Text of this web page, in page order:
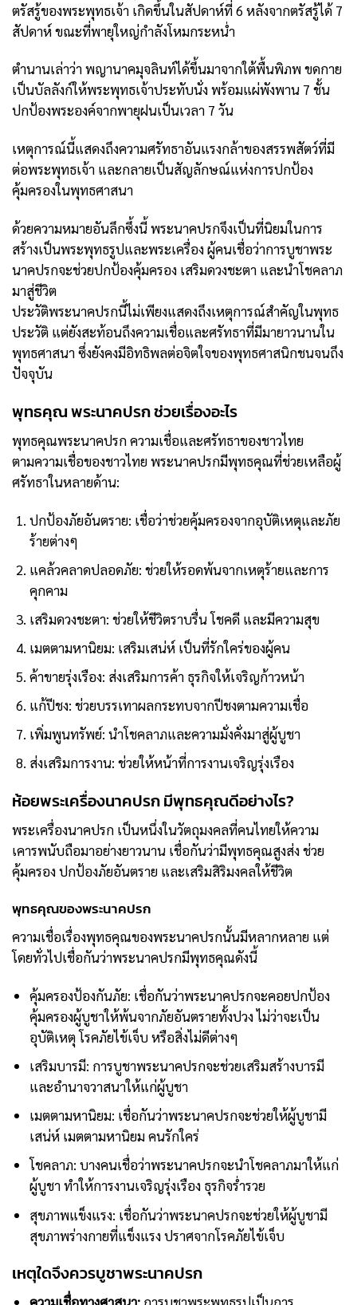
ตรัสรู้ของพระพุทธเจ้า เกิดขึ้นในสัปดาห์ที่ 6 หลังจากตรัสรู้ได้ 7
สัปดาห์ ขณะที่พายุใหญ่กำลังโหมกระหน่ำ
ตำนานเล่าว่า พญานาคมุจลินท์ได้ขึ้นมาจากใต้พื้นพิภพ ขดกาย
เป็นบัลลังก์ให้พระพุทธเจ้าประทับนั่ง พร้อมแผ่พังพาน 7 ชั้น
ปกป้องพระองค์จากพายุฝนเป็นเวลา 7 วัน
เหตุการณ์นี้แสดงถึงความศรัทธาอันแรงกล้าของสรรพสัตว์ที่มี
ต่อพระพุทธเจ้า และกลายเป็นสัญลักษณ์แห่งการปกป้อง
คุ้มครองในพุทธศาสนา
ด้วยความหมายอันลึกซึ้งนี้ พระนาคปรกจึงเป็นที่นิยมในการ
สร้างเป็นพระพุทธรูปและพระเครื่อง ผู้คนเชื่อว่าการบูชาพระ
นาคปรกจะช่วยปกป้องคุ้มครอง เสริมดวงชะตา และนำโชคลาภ
มาสู่ชีวิต
ประวัติพระนาคปรกนี้ไม่เพียงแสดงถึงเหตุการณ์สำคัญในพุทธ
ประวัติ แต่ยังสะท้อนถึงความเชื่อและศรัทธาที่มีมายาวนานใน
พุทธศาสนา ซึ่งยังคงมีอิทธิพลต่อจิตใจของพุทธศาสนิกชนจนถึง
ปัจจุบัน
พุทธคุณ พระนาคปรก ช่วยเรื่องอะไร
พุทธคุณพระนาคปรก ความเชื่อและศรัทธาของชาวไทย
ตามความเชื่อของชาวไทย พระนาคปรกมีพุทธคุณที่ช่วยเหลือผู้
ศรัทธาในหลายด้าน:
ปกป้องภัยอันตราย: เชื่อว่าช่วยคุ้มครองจากอุบัติเหตุและภัย
ร้ายต่างๆ
แคล้วคลาดปลอดภัย: ช่วยให้รอดพ้นจากเหตุร้ายและการ
คุกคาม
เสริมดวงชะตา: ช่วยให้ชีวิตราบรื่น โชคดี และมีความสุข
เมตตามหานิยม: เสริมเสน่ห์ เป็นที่รักใคร่ของผู้คน
ค้าขายรุ่งเรือง: ส่งเสริมการค้า ธุรกิจให้เจริญก้าวหน้า
แก้ปีชง: ช่วยบรรเทาผลกระทบจากปีชงตามความเชื่อ
เพิ่มพูนทรัพย์: นำโชคลาภและความมั่งคั่งมาสู่ผู้บูชา
ส่งเสริมการงาน: ช่วยให้หน้าที่การงานเจริญรุ่งเรือง
ห้อยพระเครื่องนาคปรก มีพุทธคุณดีอย่างไร?
พระเครื่องนาคปรก เป็นหนึ่งในวัตถุมงคลที่คนไทยให้ความ
เคารพนับถือมาอย่างยาวนาน เชื่อกันว่ามีพุทธคุณสูงส่ง ช่วย
คุ้มครอง ปกป้องภัยอันตราย และเสริมสิริมงคลให้ชีวิต
พุทธคุณของพระนาคปรก
ความเชื่อเรื่องพุทธคุณของพระนาคปรกนั้นมีหลากหลาย แต่
โดยทั่วไปเชื่อกันว่าพระนาคปรกมีพุทธคุณดังนี้
คุ้มครองป้องกันภัย: เชื่อกันว่าพระนาคปรกจะคอยปกป้อง
คุ้มครองผู้บูชาให้พ้นจากภัยอันตรายทั้งปวง ไม่ว่าจะเป็น
อุบัติเหตุ โรคภัยไข้เจ็บ หรือสิ่งไม่ดีต่างๆ
เสริมบารมี: การบูชาพระนาคปรกจะช่วยเสริมสร้างบารมี
และอำนาจวาสนาให้แก่ผู้บูชา
เมตตามหานิยม: เชื่อกันว่าพระนาคปรกจะช่วยให้ผู้บูชามี
เสน่ห์ เมตตามหานิยม คนรักใคร่
โชคลาภ: บางคนเชื่อว่าพระนาคปรกจะนำโชคลาภมาให้แก่
ผู้บูชา ทำให้การงานเจริญรุ่งเรือง ธุรกิจร่ำรวย
สุขภาพแข็งแรง: เชื่อกันว่าพระนาคปรกจะช่วยให้ผู้บูชามี
สุขภาพร่างกายที่แข็งแรง ปราศจากโรคภัยไข้เจ็บ
เหตุใดจึงควรบูชาพระนาคปรก